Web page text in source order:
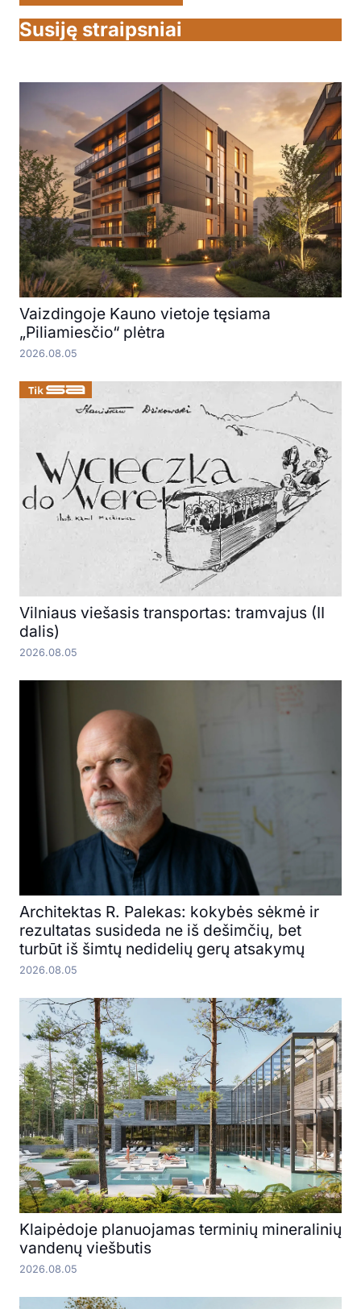
Susiję straipsniai
Vaizdingoje Kauno vietoje tęsiama
„Piliamiesčio“ plėtra
2026.08.05
Vilniaus viešasis transportas: tramvajus (II
dalis)
2026.08.05
Architektas R. Palekas: kokybės sėkmė ir
rezultatas susideda ne iš dešimčių, bet
turbūt iš šimtų nedidelių gerų atsakymų
2026.08.05
Klaipėdoje planuojamas terminių mineralinių
vandenų viešbutis
2026.08.05